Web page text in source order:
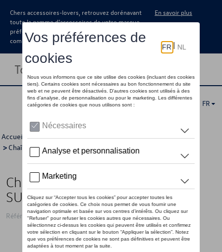
Chers accessoires-lovers, retrouvez dorénavant
toute la gamme d’accessoires de votre marque
préférée sous forme de catalogue à
commander auprès de votre concessionaire.
En savoir plus
Toggle navigation
FR
Accueil >Catalogue Volkswagen >Jantes et roues
> Chaînes à neige et chausettes à neige > Détail
Chaîne à neige NEO 13mm 4X4,
SUV
Référence: CPLK490N